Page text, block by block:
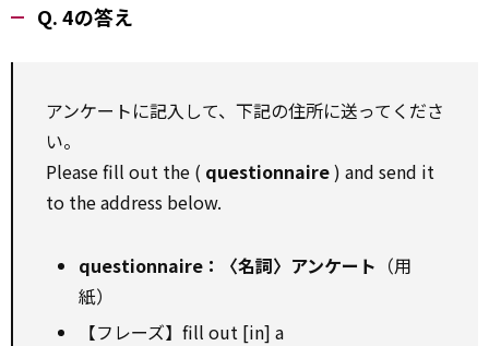
Q. 4の答え
アンケートに記入して、下記の住所に送ってくださ
い。
Please fill out the ( questionnaire) and send it
to the address below.
questionnaire：〈名詞〉アンケート （用
紙）
【フレーズ】fill out [in] a